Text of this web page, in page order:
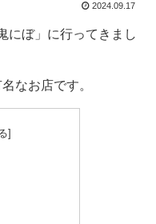
2024.09.17
ぼ」に行ってきまし
なお店です。